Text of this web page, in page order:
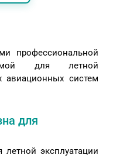
профессиональной
для летной
авиационных систем
для
эксплуатации